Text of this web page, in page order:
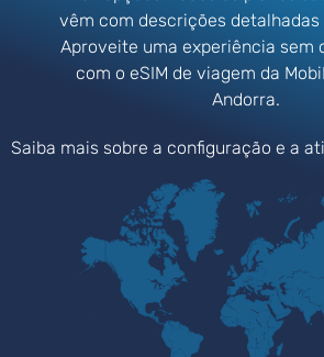
vêm com descrições detalhadas
Aproveite uma experiência sem
com o eSIM de viagem da
Andorra.
Saiba mais sobre a configuração e a